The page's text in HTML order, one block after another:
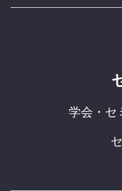
学会・セ